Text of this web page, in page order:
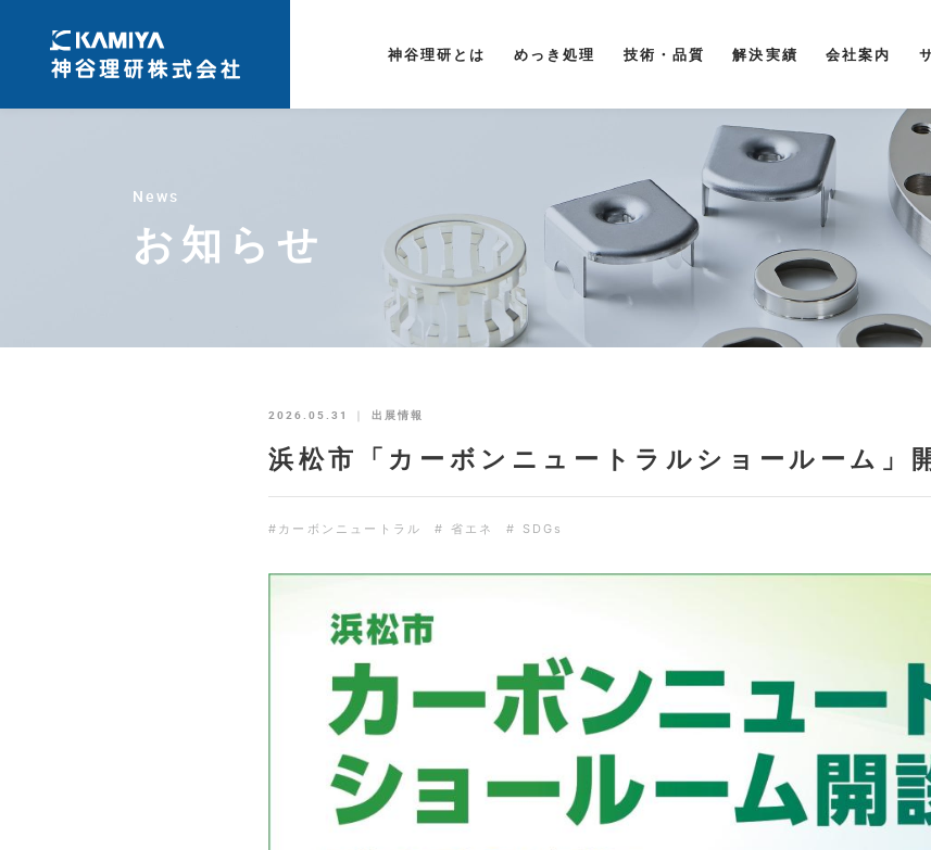
神谷理研とは めっき処理 技術・品質 解決実績 会社案内
News
お知らせ
2026.05.31 ｜ 出展情報
浜松市「カーボンニュートラルショールーム」
#カーボンニュートラル # 省エネ # SDGs